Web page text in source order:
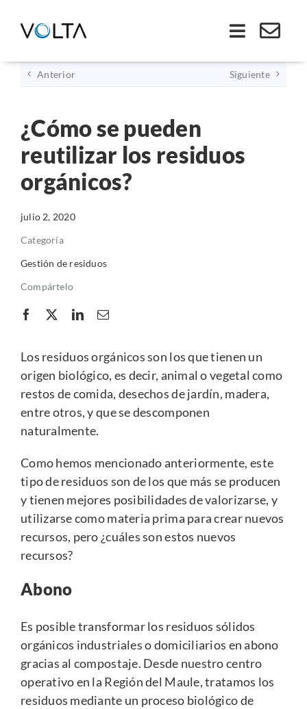
Toggle
Inicio
Somos VOLTA
Soluciones
Ley REP
Productos
Anterior Siguiente
¿Cómo se pueden
reutilizar los residuos
orgánicos?
julio 2, 2020
Categoría
Gestión de residuos
Compártelo
Los residuos orgánicos son los que tienen un
origen biológico, es decir, animal o vegetal como
restos de comida, desechos de jardín, madera,
entre otros, y que se descomponen
naturalmente.
Como hemos mencionadoanteriormente, este
tipo de residuos son de los que más se producen
y tienen mejores posibilidades de valorizarse, y
utilizarse como materia prima para crear nuevos
recursos, pero ¿cuáles son estos nuevos
recursos?
Abono
Es posible transformar los residuos sólidos
orgánicos industriales o domiciliarios en abono
gracias al compostaje. Desde nuestro centro
operativo en la Región del Maule, tratamos los
residuos mediante un proceso biológico de